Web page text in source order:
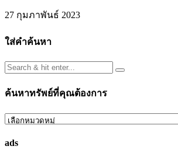
27 กุมภาพันธ์ 2023
ใส่คำค้นหา
ค้นหาทรัพย์ที่คุณต้องการ
ค้นหา
ที่
ads